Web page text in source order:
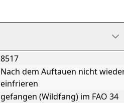
8517
Nach dem Auftauen nicht
einfrieren
gefangen (Wildfang) im FAO 34